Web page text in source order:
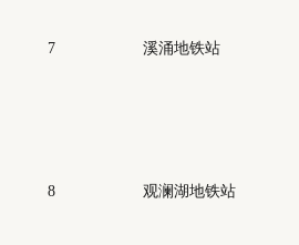
7 溪涌地铁站
8 观澜湖地铁站